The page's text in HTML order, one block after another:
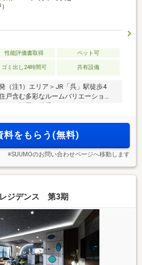
性能評価書取得
ペット可
ゴミ出し24時間可 共有設備
（注1）エリア＞JR「呉」駅徒歩4
戸含む多彩なルームバリエーショ
ョン設置、厳重なセキュリティシス
用。地上20階建て・総戸数184戸のレ
料をもらう(無料)
※SUUMOのお問い合わせページへ移動します
ジデンス 第3期